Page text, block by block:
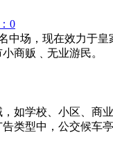
0
场，现在效力于
商贩﹑无业游民。
如学校、小区、商
类型中，公交候车